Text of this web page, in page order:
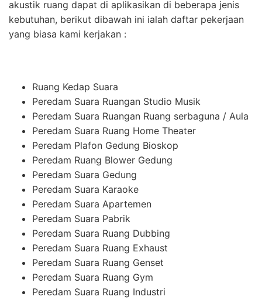
akustik ruang dapat di aplikasikan di beberapa jenis
kebutuhan, berikut dibawah ini ialah daftar pekerjaan
yang biasa kami kerjakan :
Ruang Kedap Suara
Peredam Suara Ruangan Studio Musik
Peredam Suara Ruangan Ruang serbaguna / Aula
Peredam Suara Ruang Home Theater
Peredam Plafon Gedung Bioskop
Peredam Ruang Blower Gedung
Peredam Suara Gedung
Peredam Suara Karaoke
Peredam Suara Apartemen
Peredam Suara Pabrik
Peredam Suara Ruang Dubbing
Peredam Suara Ruang Exhaust
Peredam Suara Ruang Genset
Peredam Suara Ruang Gym
Peredam Suara Ruang Industri